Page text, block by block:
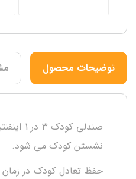
توضیحات محصول
نشستن کودک می شود.
حفظ تعادل کودک در